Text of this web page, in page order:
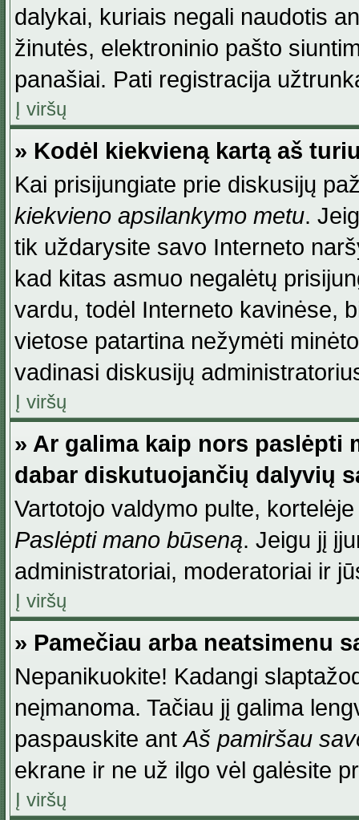
dalykai, kuriais negali naudotis
žinutės, elektroninio pašto
panašiai. Pati registracija
Į viršų
» Kodėl kiekvieną kartą aš
Kai prisijungiate prie diskusijų
kiekvieno apsilankymo metu.
tik uždarysite savo Interneto
kad kitas asmuo negalėtų
vardu, todėl Interneto kavinėse,
vietose patartina nežymėti
vadinasi diskusijų
Į viršų
» Ar galima kaip nors paslėpti
dabar diskutuojančių dalyvių
Vartotojo valdymo pulte,
Paslėpti mano būseną. Jeigu jį
administratoriai, moderatoriai ir
Į viršų
» Pamečiau arba neatsimenu
Nepanikuokite! Kadangi
neįmanoma. Tačiau jį galima
paspauskite antAš pamiršau
ekrane ir ne už ilgo vėl galėsite
Į viršų